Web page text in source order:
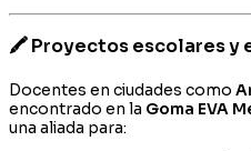
🖍️ Proyectos escolares y
Docentes en ciudades como
encontrado en la Goma EVA
una aliada para: